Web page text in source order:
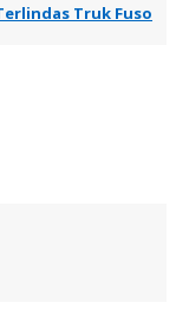
Truk Fuso